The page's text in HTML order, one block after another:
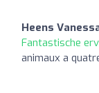
Heens
Fantastische
animaux a